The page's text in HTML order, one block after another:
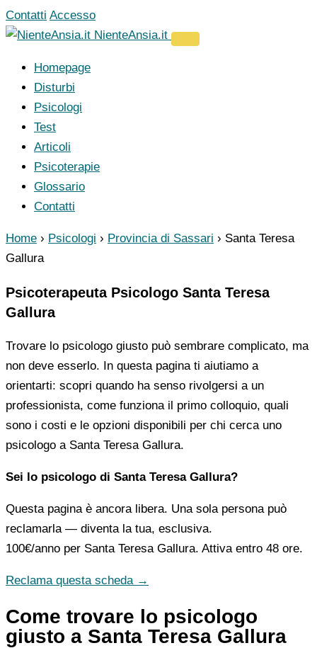
Vai
al
Contatti Accesso
NienteAnsia.it
Homepage
Disturbi
Psicologi
Test
Articoli
Psicoterapie
Glossario
Contatti
Home › Psicologi › Provincia di Sassari › Santa Teresa
Gallura
Psicoterapeuta Psicologo Santa Teresa
Gallura
Trovare lo psicologo giusto può sembrare complicato, ma
non deve esserlo. In questa pagina ti aiutiamo a
orientarti: scopri quando ha senso rivolgersi a un
professionista, come funziona il primo colloquio, quali
sono i costi e le opzioni disponibili per chi cerca uno
psicologo a Santa Teresa Gallura.
Sei lo psicologo di Santa Teresa Gallura?
Questa pagina è ancora libera. Una sola persona può
reclamarla — diventa la tua, esclusiva.
100€/anno per Santa Teresa Gallura. Attiva entro 48 ore.
Reclama questa scheda →
Come trovare lo psicologo
giusto a Santa Teresa Gallura